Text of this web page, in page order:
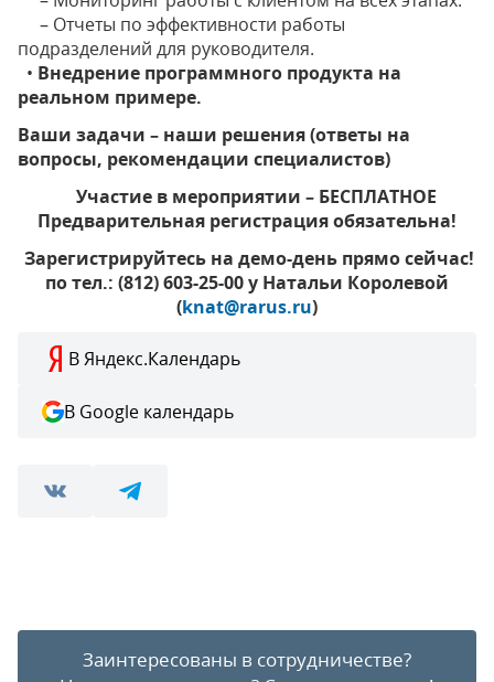
– Отчеты по эффективности работы
подразделений для руководителя.
• Внедрение программного продукта на
реальном примере.
Ваши задачи – наши решения (ответы на
вопросы, рекомендации специалистов)
Участие в мероприятии – БЕСПЛАТНОЕ
Предварительная регистрация обязательна!
Зарегистрируйтесь на демо-день прямо сейчас!
по тел.: (812) 603-25-00 у Натальи Королевой
(knat@rarus.ru)
В Яндекс.Календарь
В Google календарь
Заинтересованы в сотрудничестве?